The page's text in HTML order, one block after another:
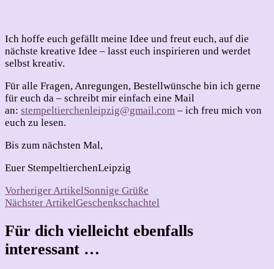
Ich hoffe euch gefällt meine Idee und freut euch, auf die
nächste kreative Idee – lasst euch inspirieren und werdet
selbst kreativ.
Für alle Fragen, Anregungen, Bestellwünsche bin ich gerne
für euch da – schreibt mir einfach eine Mail
an: stempeltierchenleipzig@gmail.com – ich freu mich von
euch zu lesen.
Bis zum nächsten Mal,
Euer StempeltierchenLeipzig
Beitragsnavigation
Vorheriger ArtikelSonnige Grüße
Nächster ArtikelGeschenkschachtel
Für dich vielleicht ebenfalls
interessant …